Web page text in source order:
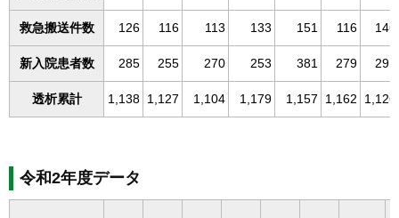
救急搬送件数 126 116 113 133 151 116 146
新入院患者数 285 255 270 253 381 279 291
透析累計 1,138 1,127 1,104 1,179 1,157 1,162 1,126
令和2年度データ